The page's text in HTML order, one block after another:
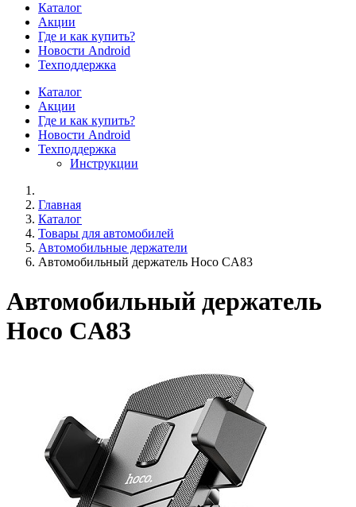
Каталог
Акции
Где и как купить?
Новости Android
Техподдержка
Каталог
Акции
Где и как купить?
Новости Android
Техподдержка
Инструкции
Главная
Каталог
Товары для автомобилей
Автомобильные держатели
Автомобильный держатель Hoco CA83
Автомобильный держатель
Hoco CA83